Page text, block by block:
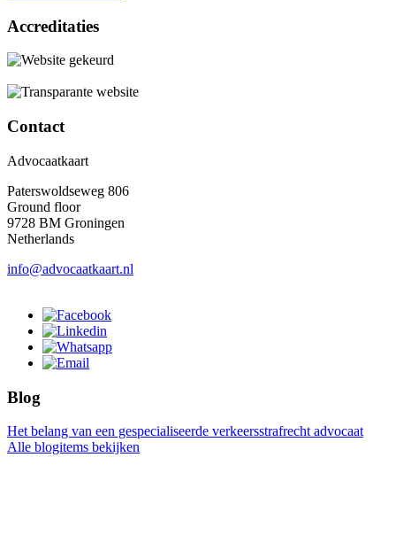
Accreditaties
Contact
Advocaatkaart
Paterswoldseweg 806
Ground floor
9728 BM Groningen
Netherlands
info@advocaatkaart.nl
Blog
Het belang van een gespecialiseerde verkeersstrafrecht advocaat
Alle blogitems bekijken